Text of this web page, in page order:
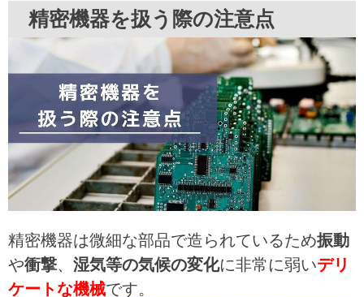
精密機器を扱う際の注意点
精密機器は微細な部品で造られているため振動
や衝撃、 湿気等の気候の変化に非常に弱いデリ
ケートな機械です。